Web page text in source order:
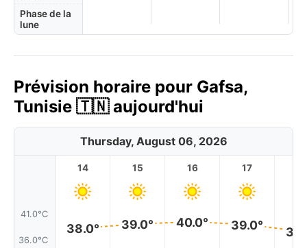
Phase de la
lune
Prévision horaire pour Gafsa,
Tunisie 🇹🇳 aujourd'hui
Thursday, August 06, 2026
41.0°C
36.0°C
14
38.0°
15
39.0°
16
40.0°
17
39.0°